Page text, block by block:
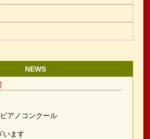
NEWS
アノコンクール
います